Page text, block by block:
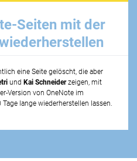
Seiten mit der
eine Seite gelöscht, die aber
und Kai Schneiderzeigen, mit
Version von OneNote im
lange wiederherstellen lassen.